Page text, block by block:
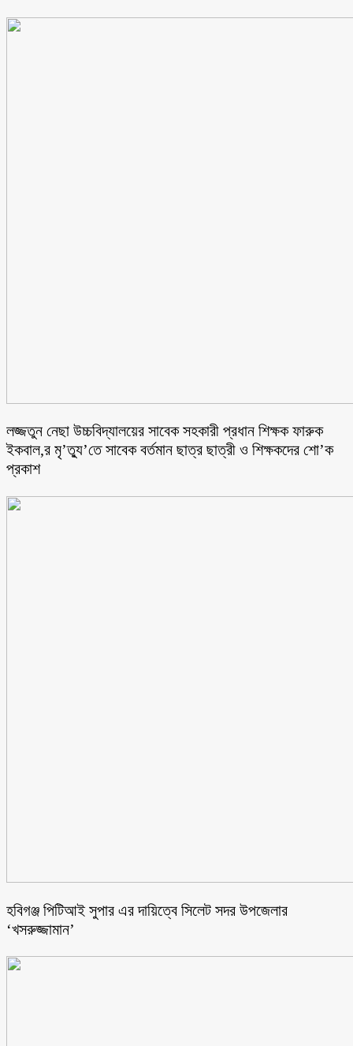
লজ্জতুন নেছা উচ্চবিদ্যালয়ের সাবেক সহকারী প্রধান শিক্ষক ফারুক
ইকবাল,র মৃ’ত্যু’তে সাবেক বর্তমান ছাত্র ছাত্রী ও শিক্ষকদের শো’ক
প্রকাশ
হবিগঞ্জ পিটিআই সুপার এর দায়িত্বে সিলেট সদর উপজেলার
‘খসরুজ্জামান’